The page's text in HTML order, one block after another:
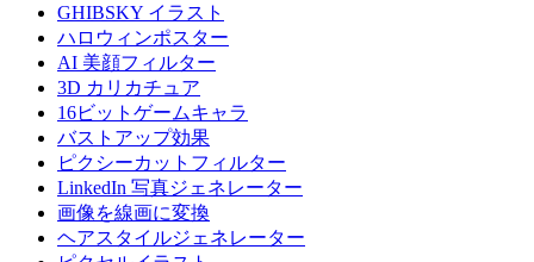
GHIBSKY イラスト
ハロウィンポスター
AI 美顔フィルター
3D カリカチュア
16ビットゲームキャラ
バストアップ効果
ピクシーカットフィルター
LinkedIn 写真ジェネレーター
画像を線画に変換
ヘアスタイルジェネレーター